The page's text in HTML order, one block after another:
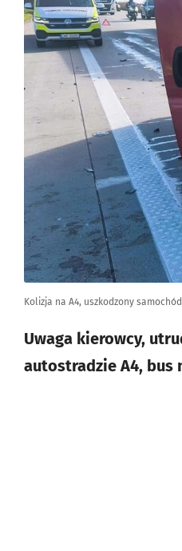
Kolizja na A4, uszkodzony samochód
Uwaga kierowcy,
autostradzie A4, bus